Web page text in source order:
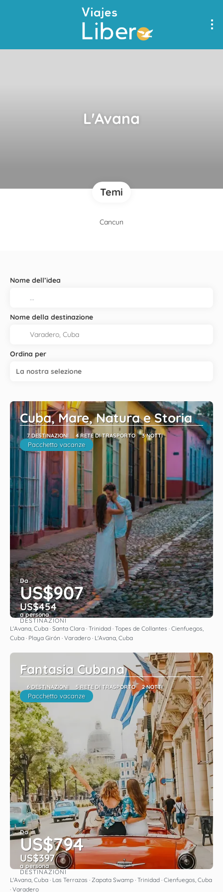
L'Avana
Temi
Cancun
Nome dell’idea
Nome della destinazione
Ordina per
La nostra selezione
Cuba, Mare, Natura e Storia
7 DESTINAZIONI 4 RETE DI TRASPORTO 3 NOTTI
Pacchetto vacanze
Da
US$907
US$454
a persona
Vedere
DESTINAZIONI
L'Avana, Cuba · Santa Clara · Trinidad · Topes de Collantes · Cienfuegos,
Cuba · Playa Girón · Varadero · L'Avana, Cuba
Fantasia Cubana
6 DESTINAZIONI 5 RETE DI TRASPORTO 2 NOTTI
Pacchetto vacanze
Da
US$794
US$397
a persona
Vedere
DESTINAZIONI
L'Avana, Cuba · Las Terrazas · Zapata Swamp · Trinidad · Cienfuegos, Cuba
· Varadero